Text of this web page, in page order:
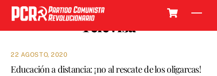
Skip
content
Televisa
22 AGOSTO, 2020
Educación a distancia: ¡no al rescate de los oligarcas!